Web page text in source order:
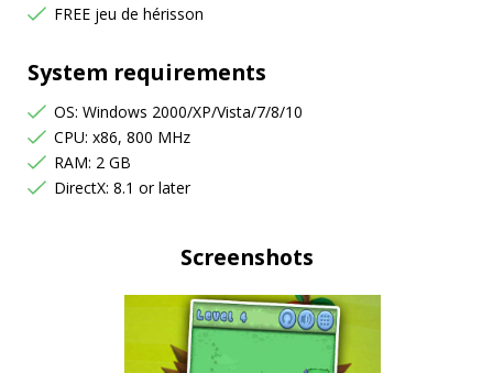
FREE jeu de hérisson
System requirements
OS: Windows 2000/XP/Vista/7/8/10
CPU: x86, 800 MHz
RAM: 2 GB
DirectX: 8.1 or later
Screenshots